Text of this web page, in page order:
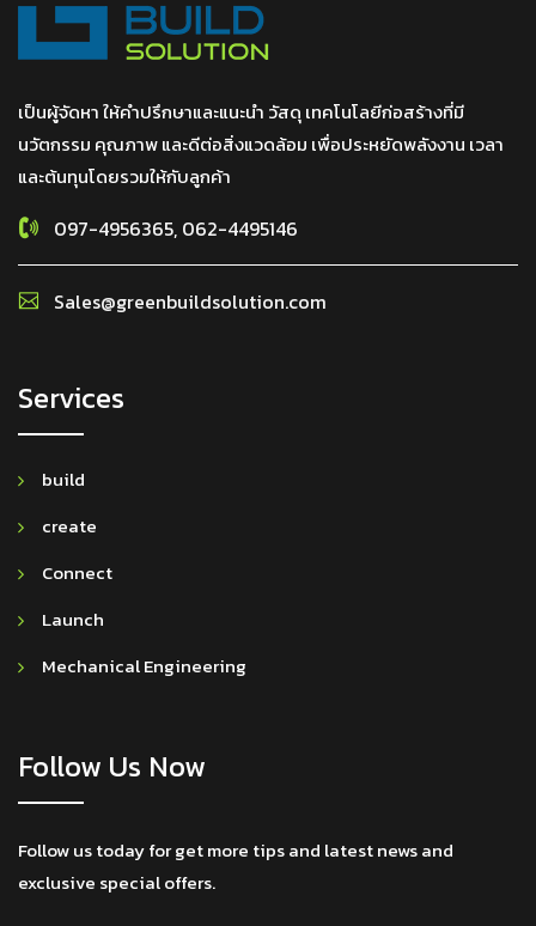
เป็นผู้จัดหา ให้คำปรึกษาและแนะนำ วัสดุ เทคโนโลยีก่อสร้างที่มี
นวัตกรรม คุณภาพ และดีต่อสิ่งแวดล้อม เพื่อประหยัดพลังงาน เวลา
และต้นทุนโดยรวมให้กับลูกค้า
097-4956365, 062-4495146
Sales@greenbuildsolution.com
Services
build
create
Connect
Launch
Mechanical Engineering
Follow Us Now
Follow us today for get more tips and latest news and
exclusive special offers.